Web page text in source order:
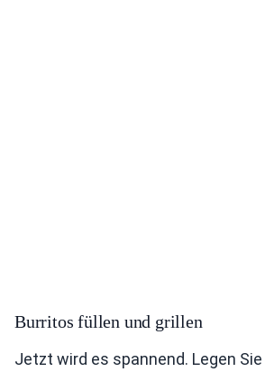
Burritos füllen und grillen
Jetzt wird es spannend. Legen